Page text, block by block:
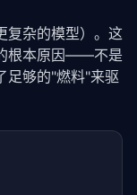
复杂的模型）。这
根本原因——不是
足够的"燃料"来驱